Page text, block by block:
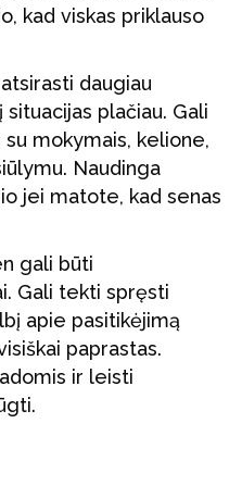
kad viskas priklauso
daugiau
plačiau. Gali
mokymais, kelione,
Naudinga
jei matote, kad senas
gali būti
Gali tekti spręsti
apie pasitikėjimą
paprastas.
ir leisti